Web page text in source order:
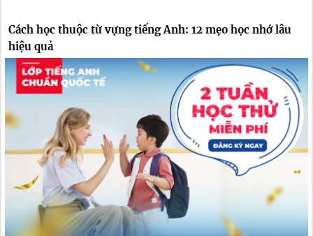
Cách học thuộc từ vựng tiếng Anh: 12 mẹo học nhớ lâu
hiệu quả